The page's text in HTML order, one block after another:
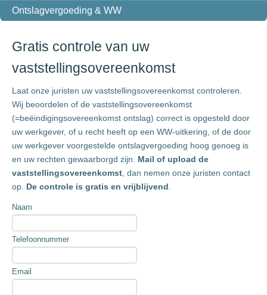
Ontslagvergoeding & WW
Gratis controle van uw
vaststellingsovereenkomst
Laat onze juristen uw vaststellingsovereenkomst controleren.
Wij beoordelen of de vaststellingsovereenkomst
(=beëindigingsovereenkomst ontslag) correct is opgesteld door
uw werkgever, of u recht heeft op een WW-uitkering, of de door
uw werkgever voorgestelde ontslagvergoeding hoog genoeg is
en uw rechten gewaarborgd zijn. Mail of upload de
vaststellingsovereenkomst, dan nemen onze juristen contact
op. De controle is gratis en vrijblijvend.
Naam
Telefoonnummer
Email